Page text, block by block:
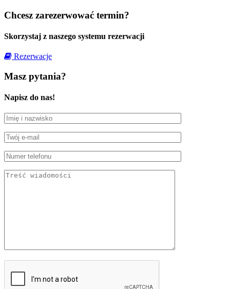
Chcesz zarezerwować termin?
Skorzystaj z naszego systemu rezerwacji
Rezerwacje
Masz pytania?
Napisz do nas!